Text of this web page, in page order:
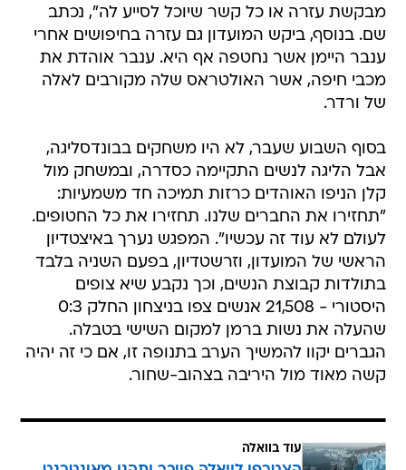
מבקשת עזרה או כל קשר שיוכל לסייע לה", נכתב
שם. בנוסף, ביקש המועדון גם עזרה בחיפושים אחרי
ענבר היימן אשר נחטפה אף היא. ענבר אוהדת את
מכבי חיפה, אשר האולטראס שלה מקורבים לאלה
של ורדר.
בסוף השבוע שעבר, לא היו משחקים בבונדסליגה,
אבל הליגה לנשים התקיימה כסדרה, ובמשחק מול
קלן הניפו האוהדים כרזות תמיכה חד משמעיות:
"תחזירו את החברים שלנו. תחזירו את כל החטופים.
לעולם לא עוד זה עכשיו". המפגש נערך באיצטדיון
הראשי של המועדון, וזרשטדיון, בפעם השניה בלבד
בתולדות קבוצת הנשים, וכך נקבע שיא צופים
היסטורי - 21,508 אנשים צפו בניצחון החלק 0:3
שהעלה את נשות ברמן למקום השישי בטבלה.
הגברים יקוו להמשיך הערב בתנופה זו, אם כי זה יהיה
קשה מאוד מול היריבה בצהוב-שחור.
עוד בוואלה